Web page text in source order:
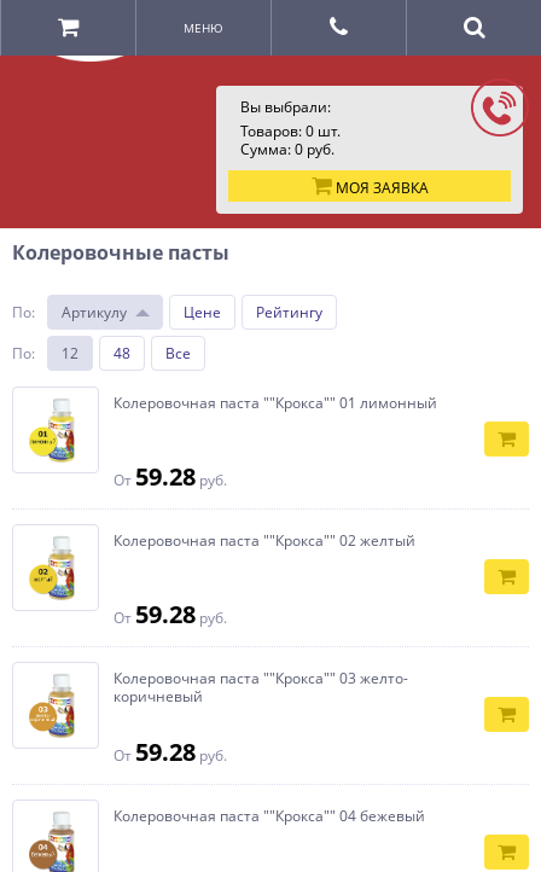
Вы выбрали:
Товаров:0 шт.
Сумма:0 руб.
МОЯ ЗАЯВКА
МЕНЮ
Колеровочные пасты
По: Артикулу Цене
Рейтингу
По: 12 48 Все
Колеровочная паста ""Крокса"" 01 лимонный
От 59.28 руб.
Колеровочная паста ""Крокса"" 02 желтый
От 59.28 руб.
Колеровочная паста ""Крокса"" 03 желто-
коричневый
От 59.28 руб.
Колеровочная паста ""Крокса"" 04 бежевый